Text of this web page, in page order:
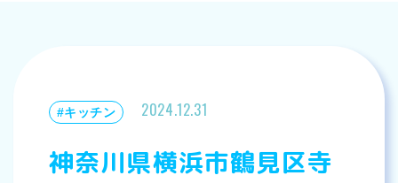
#キッチン 2024.12.31
神奈川県横浜市鶴見区寺